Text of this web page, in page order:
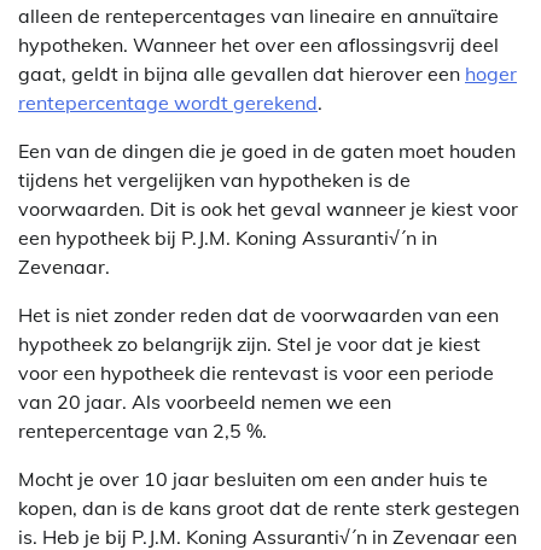
alleen de rentepercentages van lineaire en annuïtaire
hypotheken. Wanneer het over een aflossingsvrij deel
gaat, geldt in bijna alle gevallen dat hierover een hoger
rentepercentage wordt gerekend.
Een van de dingen die je goed in de gaten moet houden
tijdens het vergelijken van hypotheken is de
voorwaarden. Dit is ook het geval wanneer je kiest voor
een hypotheek bij P.J.M. Koning Assuranti√´n in
Zevenaar.
Het is niet zonder reden dat de voorwaarden van een
hypotheek zo belangrijk zijn. Stel je voor dat je kiest
voor een hypotheek die rentevast is voor een periode
van 20 jaar. Als voorbeeld nemen we een
rentepercentage van 2,5 %.
Mocht je over 10 jaar besluiten om een ander huis te
kopen, dan is de kans groot dat de rente sterk gestegen
is. Heb je bij P.J.M. Koning Assuranti√´n in Zevenaar een